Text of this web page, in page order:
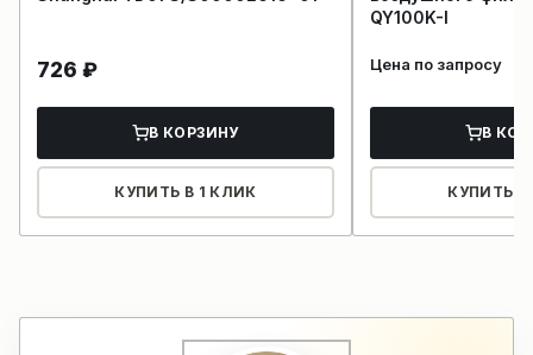
726 ₽
В КОРЗИНУ
КУПИТЬ В 1 КЛИК
QY100K-I
Цена по запросу
В
КУПИТЬ В